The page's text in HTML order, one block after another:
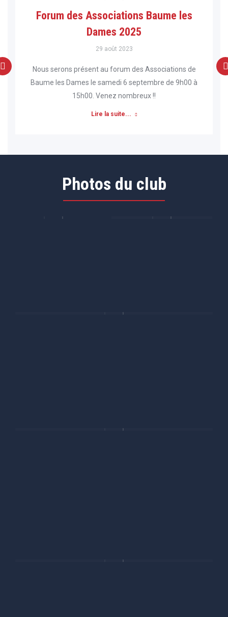
Forum des Associations Baume les
Dames 2025
29 août 2023
Nous serons présent au forum des Associations de
Baume les Dames le samedi 6 septembre de 9h00 à
15h00. Venez nombreux !!
Lire la suite...
Photos du club